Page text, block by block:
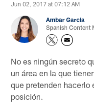
Jun 02, 2017 at 07:12 AM
Ambar Garcia
Spanish Content
No es ningún secreto
un área en la que
que pretenden hacerlo
posición.